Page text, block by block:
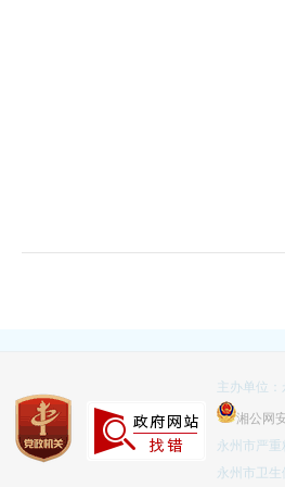
主办单位
湘公网
永州市严
永州市卫